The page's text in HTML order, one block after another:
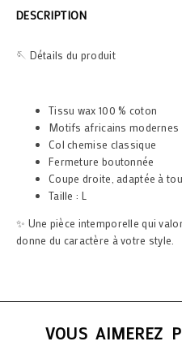
DESCRIPTION
🪡 Détails du produit
Tissu wax 100 % coton
Motifs africains modernes
Col chemise classique
Fermeture boutonnée
Coupe droite, adaptée à
Taille : L
✨ Une pièce intemporelle qui
donne du caractère à votre style.
VOUS AIMEREZ